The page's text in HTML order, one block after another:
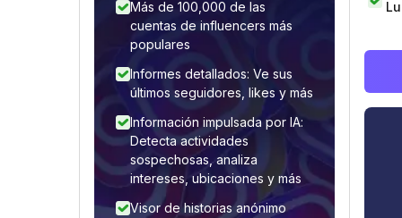
Más de 100,000 de las
cuentas de influencers más
populares
Informes detallados: Ve sus
últimos seguidores, likes y más
Información impulsada por IA:
Detecta actividades
sospechosas, analiza
intereses, ubicaciones y más
Visor de historias anónimo